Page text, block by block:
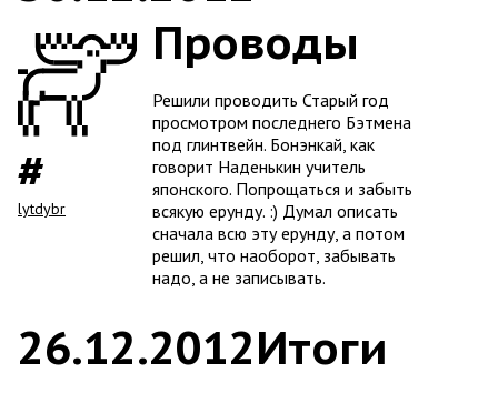
lytdybr
Проводы
Решили проводить Старый год
просмотром последнего Бэтмена
под глинтвейн. Бонэнкай, как
говорит Наденькин учитель
японского. Попрощаться и забыть
всякую ерунду. :) Думал описать
сначала всю эту ерунду, а потом
решил, что наоборот, забывать
надо, а не записывать.
26.12.2012Итоги